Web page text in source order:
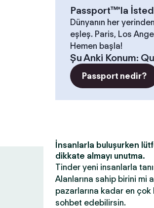
Passport™'la
Dünyanın her
eşleş. Paris, Los
Hemen başla!
Şu Anki Konum:
Passport nedir?
İnsanlarla buluşurken
dikkate almayı unutma.
Tinder yeni insanlarla
Alanlarına sahip birini mi
pazarlarına kadar en çok
sohbet edebilirsin.